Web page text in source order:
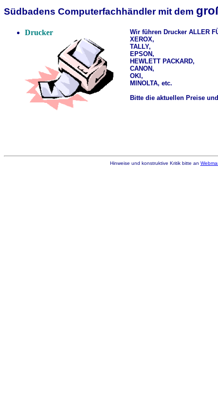
Südbadens Computerfachhändler mit dem
Drucker
Wir führen Drucker ALLER
XEROX,
TALLY,
EPSON,
HEWLETT PACKARD,
CANON,
OKI,
MINOLTA, etc.
Bitte die aktuellen Preise
Hinweise und konstruktive Kritik bitte an